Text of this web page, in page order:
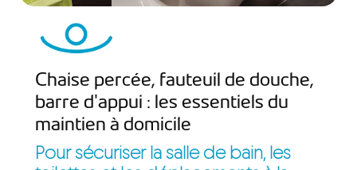
Chaise percée, fauteuil de douche,
barre d'appui : les essentiels du
maintien à domicile
Pour sécuriser la salle de bain, les